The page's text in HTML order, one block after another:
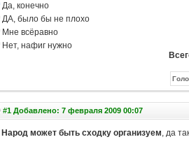
Да, конечно
ДА, было бы не плохо
Мне всёравно
Нет, нафиг нужно
#1 Добавлено: 7 февраля 2009 00:07
Народ может быть сходку организуем, да